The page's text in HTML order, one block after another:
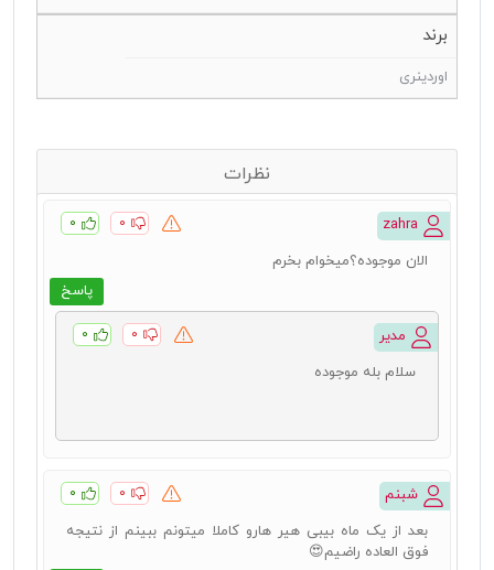
برند
اوردینری
نظرات
۰ ۰
پاسخ
الان موجوده؟میخوام بخرم
مدیر ۰ ۰
سلام بله موجوده
شبنم ۰ ۰
بعد از یک ماه بیبی هیر هارو کاملا میتونم ببینم از نتیجه
فوق العاده راضیم😍